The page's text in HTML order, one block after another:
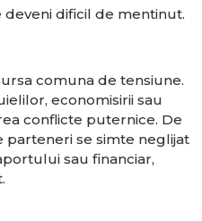
dificil de mentinut.
comuna de tensiune.
economisirii sau
conflicte puternice. De
parteneri se simte neglijat
sau financiar,